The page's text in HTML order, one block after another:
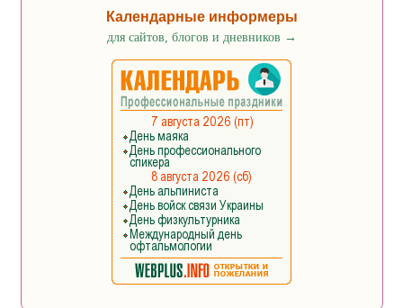
Календарные информеры
для сайтов, блогов и дневников →